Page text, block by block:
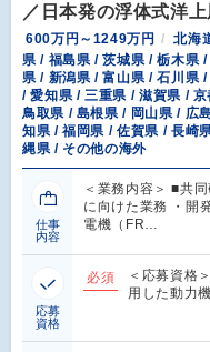
／日本発の浮体式洋
600万円～1249万円
北海
県 / 福島県 / 茨城県 / 栃木県
県 / 新潟県 / 富山県 / 石川県
/ 愛知県 / 三重県 / 滋賀県 /
鳥取県 / 島根県 / 岡山県 / 広
知県 / 福岡県 / 佐賀県 / 長崎
縄県 / その他の海外
仕事
内容
＜業務内容＞ ■共
に向けた業務 ・開
電機（FR…
応募
資格
必須
＜応募資格
用した動力